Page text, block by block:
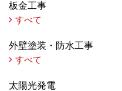
板金工事
すべて
外壁塗装・防水工事
すべて
太陽光発電